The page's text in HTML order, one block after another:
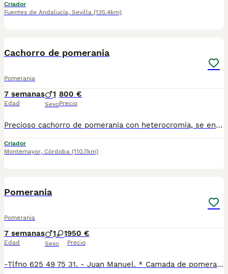
Criador
Fuentes de Andalucía, Sevilla (135.4km)
Cachorro de pomerania
Pomerania
7 semanas
Edad
1
Sexo
800 €
Precio
Precioso cachorro de pomerania con heterocromia, se entrega con 3 vacunas, microchip y test vírico. Preferible entrega en persona, se pueden ver a los padres
Criador
Montemayor, Córdoba (110.7km)
Pomerania
Pomerania
7 semanas
Edad
1 1
Sexo
950 €
Precio
-Tlfno 625 49 75 31. - Juan Manuel. * Camada de pomerania hembra disponible. * Un macho merle con un ojo azul. * Una hembra canela y manchas merles con los ojos azules. * Se entregan vacunados y desparasitados con cartilla veterinaria. * Revisión veterinaria completa con test de Parvo y coronavirus para garantizar que están sanos.